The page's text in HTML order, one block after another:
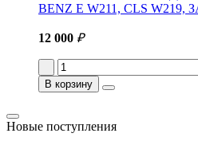
BENZ E W211, CLS
12 000 ₽
В корзину
Новые поступления